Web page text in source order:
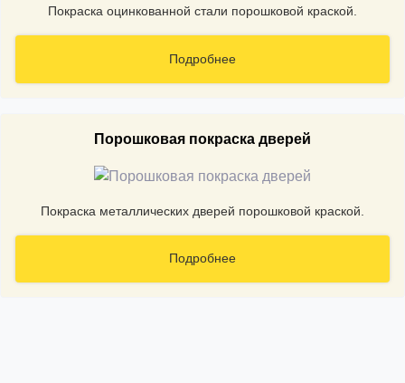
Покраска оцинкованной стали порошковой краской.
Подробнее
Порошковая покраска дверей
Покраска металлических дверей порошковой краской.
Подробнее